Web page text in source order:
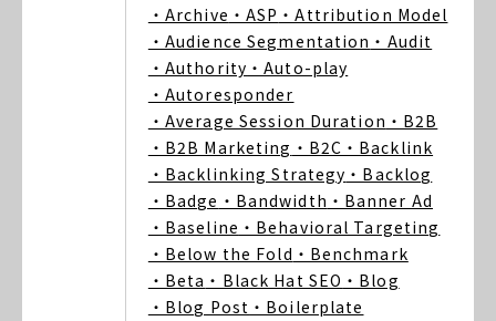
・Archive ・ASP ・Attribution Model
・Audience Segmentation ・Audit
・Authority ・Auto-play
・Autoresponder
・Average Session Duration ・B2B
・B2B Marketing ・B2C ・Backlink
・Backlinking Strategy ・Backlog
・Badge ・Bandwidth ・Banner Ad
・Baseline ・Behavioral Targeting
・Below the Fold ・Benchmark
・Beta ・Black Hat SEO ・Blog
・Blog Post ・Boilerplate